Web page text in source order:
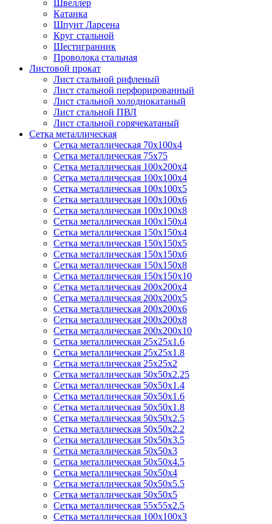
Швеллер
Катанка
Шпунт Ларсена
Круг стальной
Шестигранник
Проволока стальная
Листовой прокат
Лист стальной рифленый
Лист стальной перфорированный
Лист стальной холоднокатаный
Лист стальной ПВЛ
Лист стальной горячекатаный
Сетка металлическая
Сетка металлическая 70х100х4
Сетка металлическая 75х75
Сетка металлическая 100х200х4
Сетка металлическая 100х100х4
Сетка металлическая 100х100х5
Сетка металлическая 100х100х6
Сетка металлическая 100х100х8
Сетка металлическая 100х150х4
Сетка металлическая 150х150х4
Сетка металлическая 150х150х5
Сетка металлическая 150х150х6
Сетка металлическая 150х150х8
Сетка металлическая 150х150х10
Сетка металлическая 200х200х4
Сетка металлическая 200х200х5
Сетка металлическая 200х200x6
Сетка металлическая 200х200х8
Сетка металлическая 200х200х10
Сетка металлическая 25х25х1.6
Сетка металлическая 25х25х1.8
Сетка металлическая 25х25х2
Сетка металлическая 50х50х2.25
Сетка металлическая 50х50х1.4
Сетка металлическая 50х50х1.6
Сетка металлическая 50х50х1.8
Сетка металлическая 50х50х2.5
Сетка металлическая 50х50х2.2
Сетка металлическая 50х50х3.5
Сетка металлическая 50х50х3
Сетка металлическая 50х50х4.5
Сетка металлическая 50х50х4
Сетка металлическая 50х50х5.5
Сетка металлическая 50х50х5
Сетка металлическая 55х55х2.5
Сетка металлическая 100х100х3